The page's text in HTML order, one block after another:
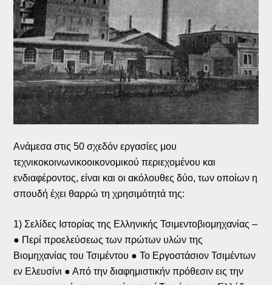
Ανάμεσα στις 50 σχεδόν εργασίες μου
τεχνικοκοινωνικοοικονομικού περιεχομένου και
ενδιαφέροντος, είναι και οι ακόλουθες δύο, των οποίων η
σπουδή έχει θαρρώ τη χρησιμότητά της:
1) Σελίδες Ιστορίας της Ελληνικής Τσιμεντοβιομηχανίας –
● Περί προελεύσεως των πρώτων υλών της
Βιομηχανίας του Τσιμέντου ● Το Εργοστάσιον Τσιμέντων
εν Ελευσίνι ● Από την διαφημιστικήν πρόθεσιν εις την